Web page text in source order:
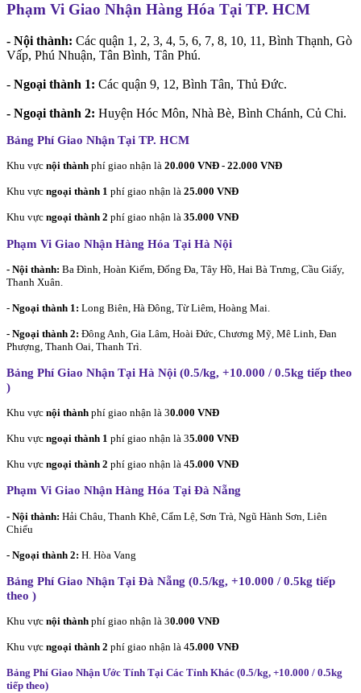
Phạm Vi Giao Nhận Hàng Hóa Tại TP. HCM
- Nội thành: Các quận 1, 2, 3, 4, 5, 6, 7, 8, 10, 11, Bình Thạnh, Gò
Vấp, Phú Nhuận, Tân Bình, Tân Phú.
- Ngoại thành 1: Các quận 9, 12, Bình Tân, Thủ Đức.
- Ngoại thành 2: Huyện Hóc Môn, Nhà Bè, Bình Chánh, Củ Chi.
Bảng Phí Giao Nhận Tại TP. HCM
Khu vực nội thành phí giao nhận là 20.000 VNĐ - 22.000 VNĐ
Khu vực ngoại thành 1 phí giao nhận là 25.000 VNĐ
Khu vực ngoại thành 2 phí giao nhận là 35.000 VNĐ
Phạm Vi Giao Nhận Hàng Hóa Tại Hà Nội
- Nội thành: Ba Đình, Hoàn Kiếm, Đống Đa, Tây Hồ, Hai Bà Trưng, Cầu Giấy,
Thanh Xuân.
- Ngoại thành 1: Long Biên, Hà Đông, Từ Liêm, Hoàng Mai.
- Ngoại thành 2: Đông Anh, Gia Lâm, Hoài Đức, Chương Mỹ, Mê Linh, Đan
Phượng, Thanh Oai, Thanh Trì.
Bảng Phí Giao Nhận Tại Hà Nội (0.5/kg, +10.000 / 0.5kg tiếp theo
)
Khu vực nội thành phí giao nhận là 30.000 VNĐ
Khu vực ngoại thành 1 phí giao nhận là 35.000 VNĐ
Khu vực ngoại thành 2 phí giao nhận là 45.000 VNĐ
Phạm Vi Giao Nhận Hàng Hóa Tại Đà Nẵng
- Nội thành: Hải Châu, Thanh Khê, Cẩm Lệ, Sơn Trà, Ngũ Hành Sơn, Liên
Chiểu
- Ngoại thành 2: H. Hòa Vang
Bảng Phí Giao Nhận Tại Đà Nẵng (0.5/kg, +10.000 / 0.5kg tiếp
theo )
Khu vực nội thành phí giao nhận là 30.000 VNĐ
Khu vực ngoại thành 2 phí giao nhận là 45.000 VNĐ
Bảng Phí Giao Nhận Ước Tính Tại Các Tỉnh Khác (0.5/kg, +10.000 / 0.5kg
tiếp theo)